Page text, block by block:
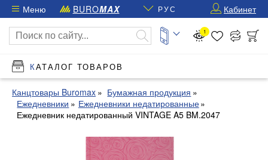
Меню BUROMAX РУС Кабинет
1
КАТАЛОГ ТОВАРОВ
Канцтовары Buromax
Бумажная продукция
Ежедневники
Ежедневники недатированные
Ежедневник недатированный VINTAGE A5 BM.2047